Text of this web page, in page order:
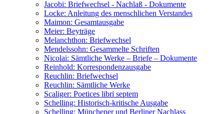
Jacobi: Briefwechsel - Nachlaß - Dokumente
Locke: Anleitung des menschlichen Verstandes
Maimon: Gesamtausgabe
Meier: Beyträge
Melanchthon: Briefwechsel
Mendelssohn: Gesammelte Schriften
Nicolai: Sämtliche Werke – Briefe – Dokumente
Reinhold: Korrespondenzausgabe
Reuchlin: Briefwechsel
Reuchlin: Sämtliche Werke
Scaliger: Poetices libri septem
Schelling: Historisch-kritische Ausgabe
Schelling: Münchener und Berliner Nachlass